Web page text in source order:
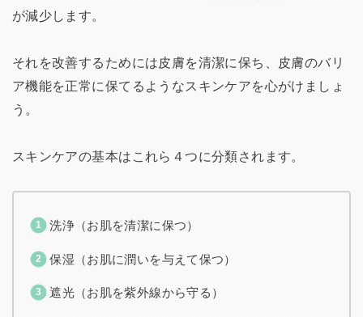
が減少します。
それを改善するためには皮膚を清潔に保ち、皮膚のバリ
ア機能を正常に保てるようなスキンケアを心がけましょ
う。
スキンケアの基本はこれら４つに分類されます。
洗浄（お肌を清潔に保つ）
保湿（お肌に潤いを与えて保つ）
遮光（お肌を紫外線から守る）